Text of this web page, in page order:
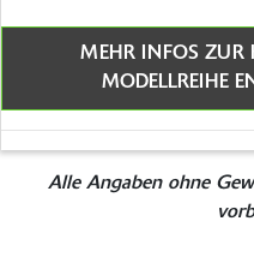
MEHR INFOS ZUR
MODELLREIHE
Alle Angaben ohne